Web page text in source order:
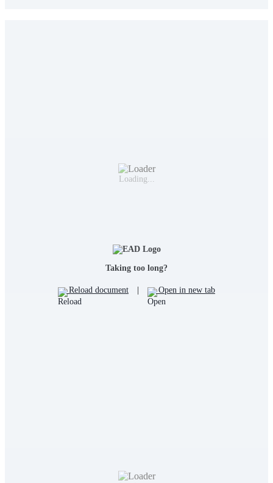
Loading...
Taking too long?
Reload document Open in new tab